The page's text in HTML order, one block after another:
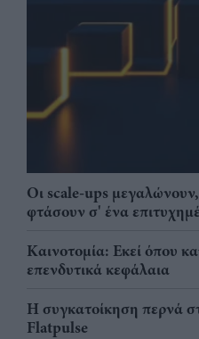
Οι scale-ups
φτάσουν σ' ένα
Καινοτομία: Εκεί όπου
επενδυτικά κεφάλαια
Η συγκατοίκηση περνά
Flatpulse